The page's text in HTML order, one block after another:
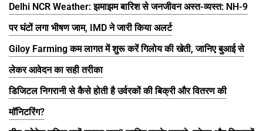
Delhi NCR Weather: झमाझम बारिश से जनजीवन अस्त-व्यस्त: NH-9
पर घंटों लगा भीषण जाम, IMD ने जारी किया अलर्ट
Giloy Farming कम लागत में शुरू करें गिलोय की खेती, जानिए बुआई से
लेकर आवेदन का सही तरीका
डिजिटल निगरानी से कैसे होती है उर्वरकों की बिक्री और वितरण की
मॉनिटरिंग?